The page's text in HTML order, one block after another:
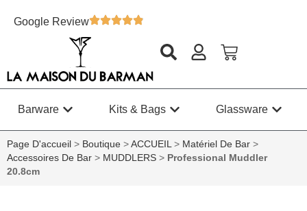
Google Review
Barware Kits & Bags Glassware
Page D'accueil > Boutique > ACCUEIL> Matériel De Bar >
Accessoires De Bar > MUDDLERS > Professional Muddler
20.8cm